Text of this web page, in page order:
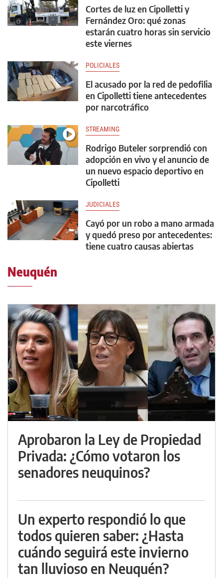
Cortes de luz en Cipolletti y
Fernández Oro: qué zonas
estarán cuatro horas sin servicio
este viernes
POLICIALES
El acusado por la red de pedofilia
en Cipolletti tiene antecedentes
por narcotráfico
STREAMING
Rodrigo Buteler sorprendió con
adopción en vivo y el anuncio de
un nuevo espacio deportivo en
Cipolletti
JUDICIALES
Cayó por un robo a mano armada
y quedó preso por antecedentes:
tiene cuatro causas abiertas
Neuquén
Aprobaron la Ley de Propiedad
Privada: ¿Cómo votaron los
senadores neuquinos?
Un experto respondió lo que
todos quieren saber: ¿Hasta
cuándo seguirá este invierno
tan lluvioso en Neuquén?